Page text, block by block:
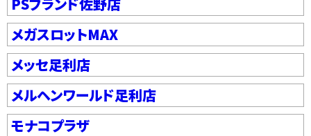
メガスロットMAX
メッセ足利店
メルヘンワールド足利店
モナコプラザ